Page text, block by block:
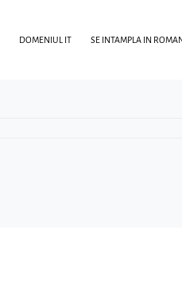
DOMENIUL IT SE INTAMPLA IN